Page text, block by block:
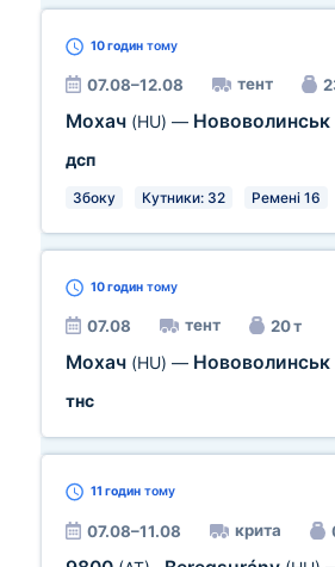
10 годин тому
07.08–12.08 тент
Мохач (HU) — Нововолинськ
дсп
Збоку Кутники: 32 Ремені 16
10 годин тому
07.08 тент 20 т
Мохач (HU) — Нововолинськ
тнс
11 годин тому
07.08–11.08 крита